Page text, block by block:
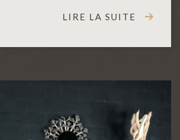
LIRE LA SUITE